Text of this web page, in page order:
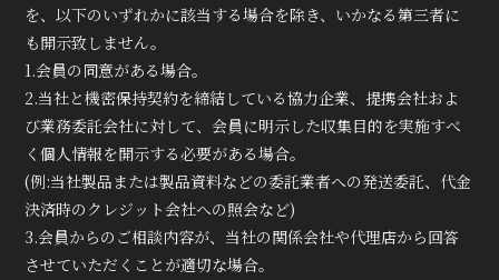
を、以下のいずれかに該当する場合を除き、いかなる第三者に
も開示致しません。
1.会員の同意がある場合。
2.当社と機密保持契約を締結している協力企業、提携会社およ
び業務委託会社に対して、会員に明示した収集目的を実施すべ
く個人情報を開示する必要がある場合。
(例:当社製品または製品資料などの委託業者への発送委託、代金
決済時のクレジット会社への照会など)
3.会員からのご相談内容が、当社の関係会社や代理店から回答
させていただくことが適切な場合。